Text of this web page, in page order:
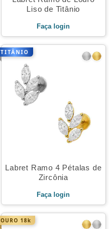
Liso de Titânio
Faça login
TITÂNIO
Labret Ramo 4 Pétalas de
Zircônia
Faça login
OURO 18k